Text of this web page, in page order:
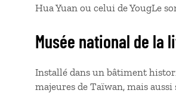
Hua Yuan ou celui de YougLe
Musée national de la
Installé dans un bâtiment
majeures de Taïwan, mais